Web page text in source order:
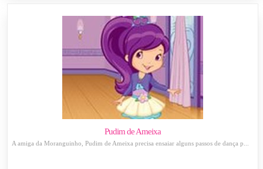
Pudim de Ameixa
A amiga da Moranguinho, Pudim de Ameixa precisa ensaiar alguns passos de dança p...